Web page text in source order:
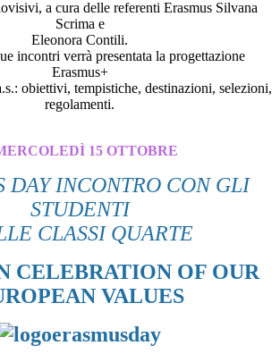
a cura delle referenti Erasmus Silvana
Scrima e
Eleonora Contili.
incontri verrà presentata la progettazione
Erasmus+
obiettivi, tempistiche, destinazioni, selezioni,
regolamenti.
15 OTTOBRE
DAY INCONTRO CON GLI
STUDENTI
CLASSI QUARTE
CELEBRATION OF OUR
VALUES